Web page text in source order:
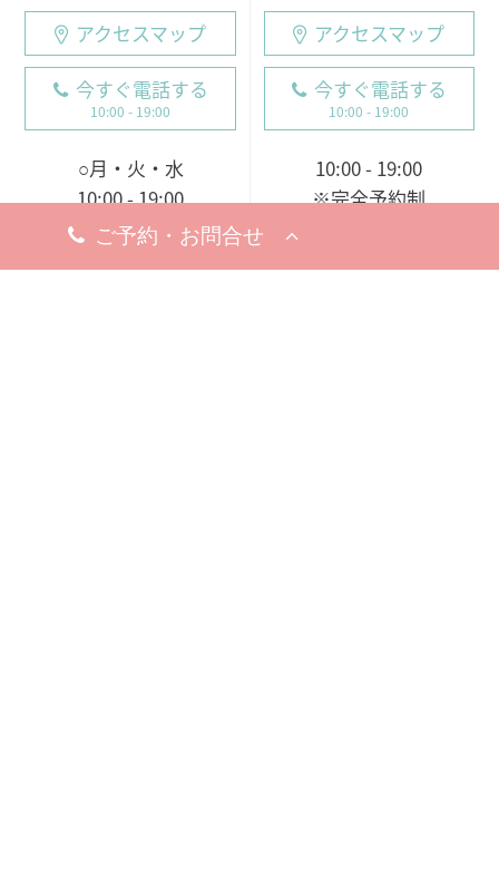
アクセスマップ
今すぐ電話する
10:00 - 19:00
○月・火・水
10:00 - 19:00
○木・金・土・日
アクセスマップ
今すぐ電話する
10:00 - 19:00
10:00 - 19:00
※完全予約制
8月5日（水）19日（水）